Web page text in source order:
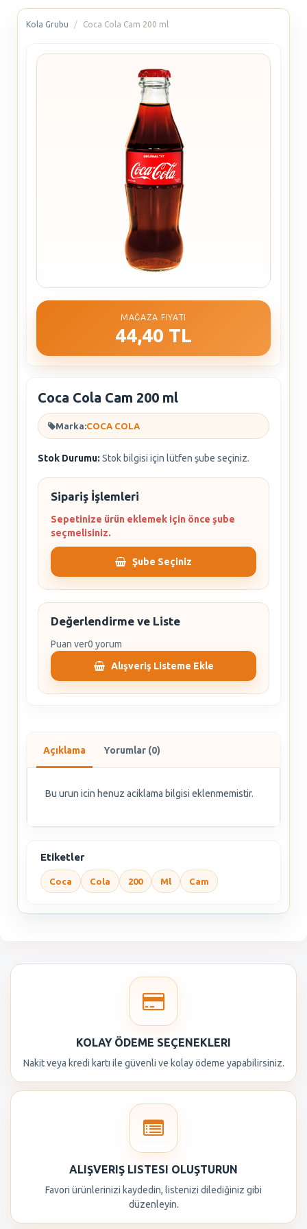
Kola Grubu Coca Cola Cam 200 ml
MAĞAZA FIYATI
44,40 TL
Coca Cola Cam 200 ml
Marka:COCA COLA
Stok Durumu: Stok bilgisi için lütfen şube seçiniz.
Sipariş İşlemleri
Sepetinize ürün eklemek için önce şube
seçmelisiniz.
Şube Seçiniz
Değerlendirme ve Liste
Puan ver0 yorum
Alışveriş Listeme Ekle
Açıklama Yorumlar (0)
Bu urun icin henuz aciklama bilgisi eklenmemistir.
Etiketler
Coca Cola 200 Ml Cam
KOLAY ÖDEME SEÇENEKLERI
Nakit veya kredi kartı ile güvenli ve kolay ödeme yapabilirsiniz.
ALIŞVERIŞ LISTESI OLUŞTURUN
Favori ürünlerinizi kaydedin, listenizi dilediğiniz gibi
düzenleyin.